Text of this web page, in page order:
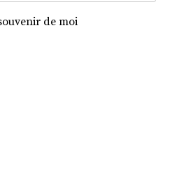
de moi